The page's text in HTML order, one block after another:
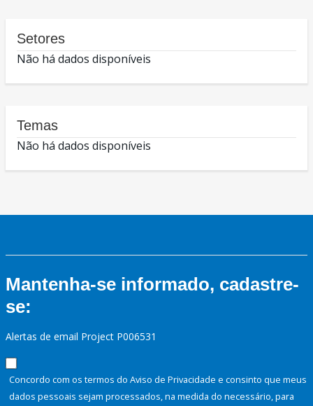
Setores
Não há dados disponíveis
Temas
Não há dados disponíveis
Mantenha-se informado, cadastre-
se:
Alertas de email Project P006531
Concordo com os termos do Aviso de Privacidade e consinto que meus
dados pessoais sejam processados, na medida do necessário, para